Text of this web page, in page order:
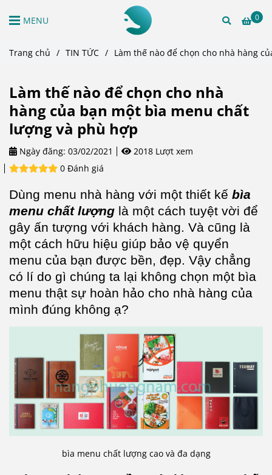
0
MENU
Trang chủ / TIN TỨC / Làm thế nào để chọn cho nhà hàng
Làm thế nào để chọn cho nhà
hàng của bạn một bìa menu chất
lượng và phù hợp
Ngày đăng: 03/02/2021
2018 Lượt xem
0 Đánh giá
Dùng menu nhà hàng với một thiết kế bìa
menu chất lượng là một cách tuyệt vời để
gây ấn tượng với khách hàng. Và cũng là
một cách hữu hiệu giúp bảo vệ quyển
menu của bạn được bền, đẹp. Vậy chẳng
có lí do gì chúng ta lại không chọn một bìa
menu thật sự hoàn hảo cho nhà hàng của
mình đúng không ạ?
bìa menu chất lượng cao và đa dạng